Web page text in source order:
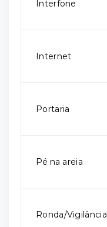
Interfone
Internet
Portaria
Pé na areia
Ronda/Vigilância